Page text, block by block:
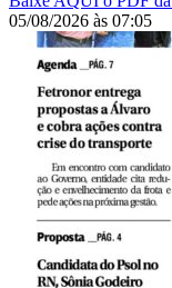
05/08/2026 às 07:05